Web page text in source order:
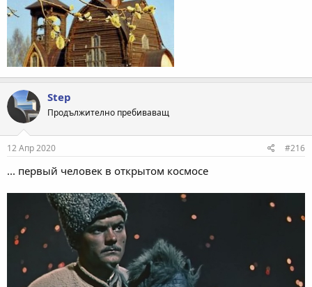
Step
Продължително пребиваващ
12 Апр 2020 #216
... первый человек в открытом космосе